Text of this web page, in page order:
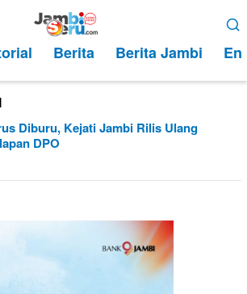
Berita Berita Jambi
Diburu, Kejati Jambi Rilis Ulang
DPO